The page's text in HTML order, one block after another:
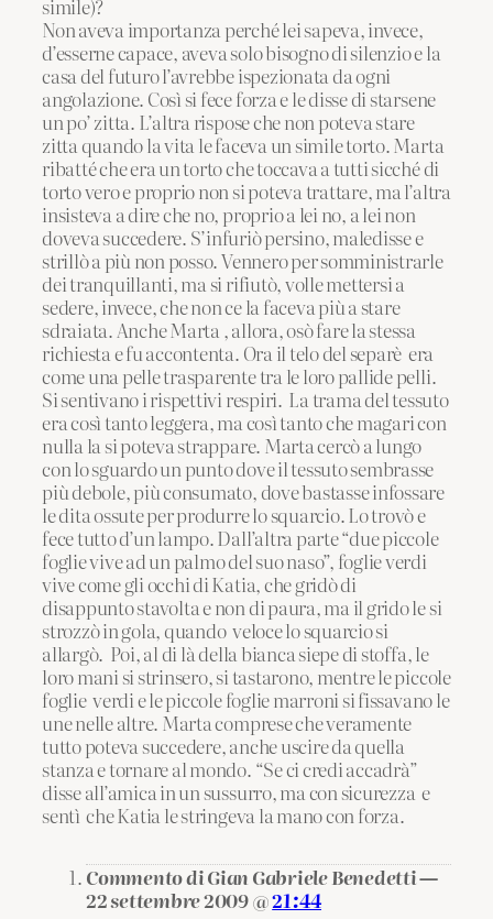
simile)?
Non aveva importanza perché lei sapeva, invece,
d’esserne capace, aveva solo bisogno di silenzio e la
casa del futuro l’avrebbe ispezionata da ogni
angolazione. Così si fece forza e le disse di starsene
un po’ zitta. L’altra rispose che non poteva stare
zitta quando la vita le faceva un simile torto. Marta
ribatté che era un torto che toccava a tutti sicché di
torto vero e proprio non si poteva trattare, ma l’altra
insisteva a dire che no, proprio a lei no, a lei non
doveva succedere. S’infuriò persino, maledisse e
strillò a più non posso. Vennero per somministrarle
dei tranquillanti, ma si rifiutò, volle mettersi a
sedere, invece, che non ce la faceva più a stare
sdraiata. Anche Marta , allora, osò fare la stessa
richiesta e fu accontenta. Ora il telo del separè era
come una pelle trasparente tra le loro pallide pelli.
Si sentivano i rispettivi respiri. La trama del tessuto
era così tanto leggera, ma così tanto che magari con
nulla la si poteva strappare. Marta cercò a lungo
con lo sguardo un punto dove il tessuto sembrasse
più debole, più consumato, dove bastasse infossare
le dita ossute per produrre lo squarcio. Lo trovò e
fece tutto d’un lampo. Dall’altra parte “due piccole
foglie vive ad un palmo del suo naso”, foglie verdi
vive come gli occhi di Katia, che gridò di
disappunto stavolta e non di paura, ma il grido le si
strozzò in gola, quando veloce lo squarcio si
allargò. Poi, al di là della bianca siepe di stoffa, le
loro mani si strinsero, si tastarono, mentre le piccole
foglie verdi e le piccole foglie marroni si fissavano le
une nelle altre. Marta comprese che veramente
tutto poteva succedere, anche uscire da quella
stanza e tornare al mondo. “Se ci credi accadrà”
disse all’amica in un sussurro, ma con sicurezza e
sentì che Katia le stringeva la mano con forza.
Commento di Gian Gabriele Benedetti —
22 settembre 2009 @21:44